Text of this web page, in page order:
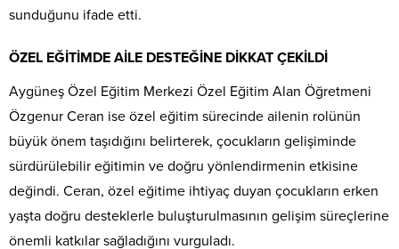
sunduğunu ifade etti.
ÖZEL EĞİTİMDE AİLE DESTEĞİNE DİKKAT ÇEKİLDİ
Aygüneş Özel Eğitim Merkezi Özel Eğitim Alan Öğretmeni
Özgenur Ceran ise özel eğitim sürecinde ailenin rolünün
büyük önem taşıdığını belirterek, çocukların gelişiminde
sürdürülebilir eğitimin ve doğru yönlendirmenin etkisine
değindi. Ceran, özel eğitime ihtiyaç duyan çocukların erken
yaşta doğru desteklerle buluşturulmasının gelişim süreçlerine
önemli katkılar sağladığını vurguladı.